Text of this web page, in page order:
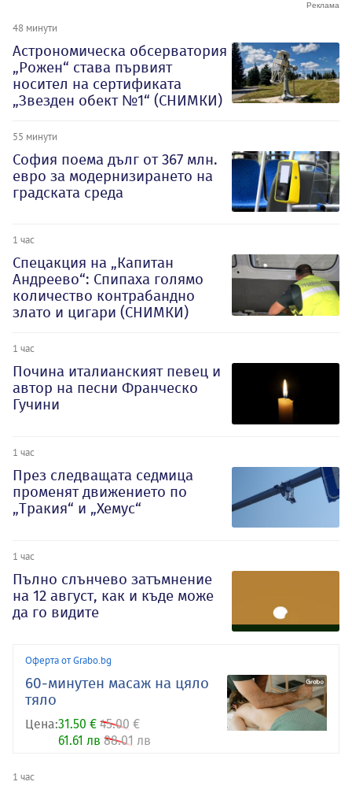
48 минути
Астрономическа обсерватория
„Рожен“ става първият
носител на сертификата
„Звезден обект №1“ (СНИМКИ)
55 минути
София поема дълг от 367 млн.
евро за модернизирането на
градската среда
1 час
Спецакция на „Капитан
Андреево“: Спипаха голямо
количество контрабандно
злато и цигари (СНИМКИ)
1 час
Почина италианският певец и
автор на песни Франческо
Гучини
1 час
През следващата седмица
променят движението по
„Тракия“ и „Хемус“
1 час
Пълно слънчево затъмнение
на 12 август, как и къде може
да го видите
Оферта от Grabo.bg
60-минутен масаж на цяло
тяло
Цена:31.50 € 45.00 €
61.61 лв 88.01 лв
1 час